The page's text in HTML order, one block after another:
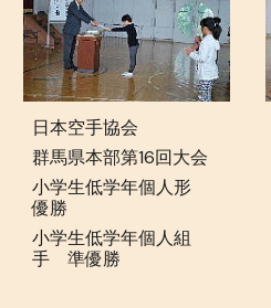
日本空手協会
群馬県本部第16回大会
小学生低学年個人形
優勝
小学生低学年個人組
手 準優勝